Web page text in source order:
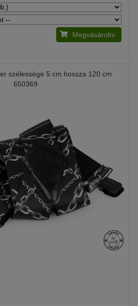
Megvásárolni
szélessége 5 cm hossza 120 cm
650369